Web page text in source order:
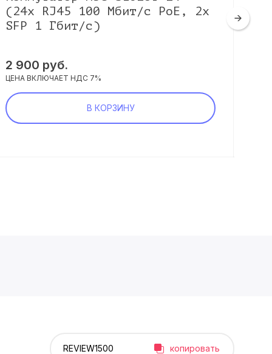
(24х RJ45 100 Мбит/с PoE, 2х
SFP 1 Гбит/с)
2 900 руб.
ЦЕНА ВКЛЮЧАЕТ НДС 7%
В КОРЗИНУ
копировать